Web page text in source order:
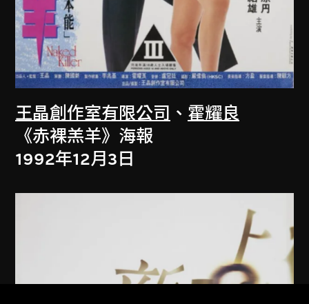
王晶創作室有限公司 、 霍耀良
《赤裸羔羊》海報
1992年12月3日